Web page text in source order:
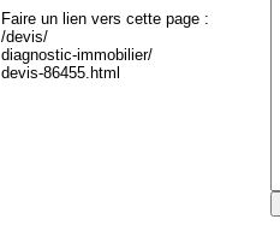
Faire un lien vers cette page :
/devis/
diagnostic-immobilier/
devis-86455.html